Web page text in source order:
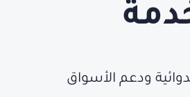
ودعم الأسواق